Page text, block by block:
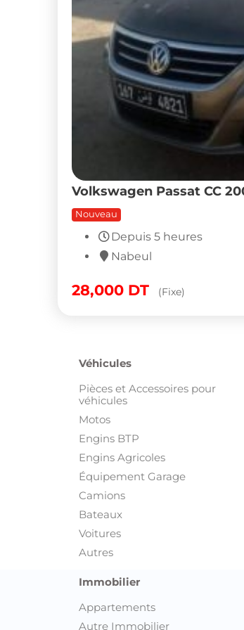
Volkswagen Passat CC
Nouveau
Depuis 5 heures
Nabeul
28,000 DT (Fixe)
Véhicules
Pièces et Accessoires pour
véhicules
Motos
Engins BTP
Engins Agricoles
Équipement Garage
Camions
Bateaux
Voitures
Autres
Immobilier
Appartements
Autre Immobilier